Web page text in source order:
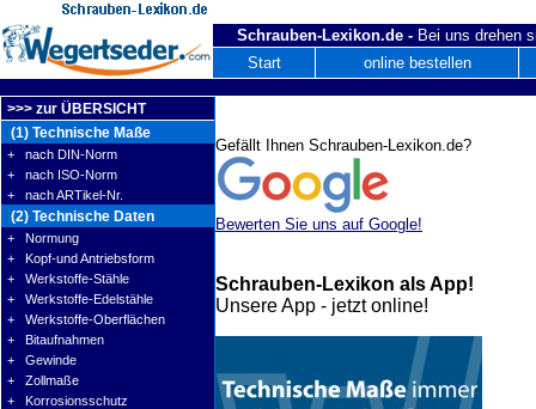
Schrauben-Lexikon.de - Bei uns drehen
Start
online bestellen
>>> zur ÜBERSICHT
(1) Technische Maße
+ nach DIN-Norm
+ nach ISO-Norm
+ nach ARTikel-Nr.
(2) Technische Daten
+ Normung
+ Kopf-und Antriebsform
+ Werkstoffe-Stähle
+ Werkstoffe-Edelstähle
+ Werkstoffe-Oberflächen
+ Bitaufnahmen
+ Gewinde
+ Zollmaße
+ Korrosionsschutz
Gefällt Ihnen Schrauben-Lexikon.de?
Bewerten Sie uns auf Google!
Schrauben-Lexikon als App!
Unsere App - jetzt online!